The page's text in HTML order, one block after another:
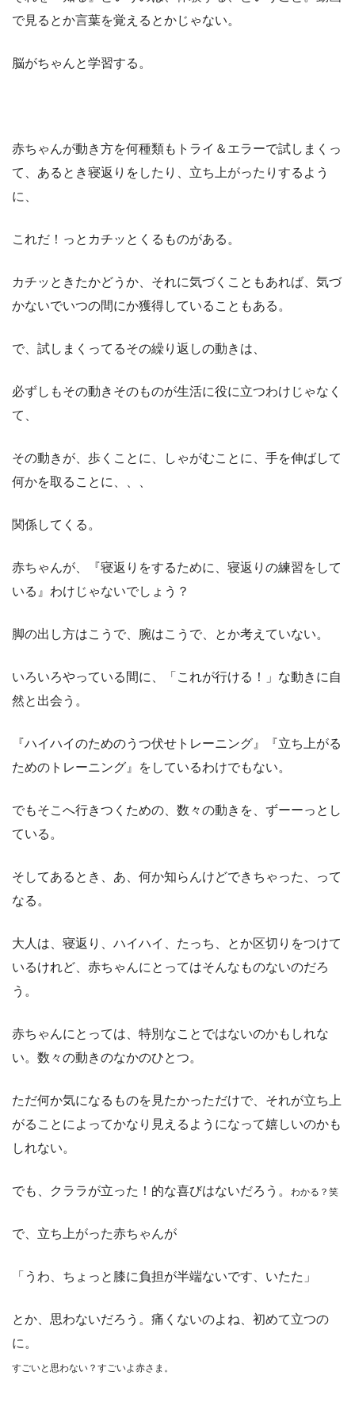
で見るとか言葉を覚えるとかじゃない。
脳がちゃんと学習する。
赤ちゃんが動き方を何種類もトライ＆エラーで試しまくっ
て、あるとき寝返りをしたり、立ち上がったりするよう
に、
これだ！っとカチッとくるものがある。
カチッときたかどうか、それに気づくこともあれば、気づ
かないでいつの間にか獲得していることもある。
で、試しまくってるその繰り返しの動きは、
必ずしもその動きそのものが生活に役に立つわけじゃなく
て、
その動きが、歩くことに、しゃがむことに、手を伸ばして
何かを取ることに、、、
関係してくる。
赤ちゃんが、『寝返りをするために、寝返りの練習をして
いる』わけじゃないでしょう？
脚の出し方はこうで、腕はこうで、とか考えていない。
いろいろやっている間に、「これが行ける！」な動きに自
然と出会う。
『ハイハイのためのうつ伏せトレーニング』『立ち上がる
ためのトレーニング』をしているわけでもない。
でもそこへ行きつくための、数々の動きを、ずーーっとし
ている。
そしてあるとき、あ、何か知らんけどできちゃった、って
なる。
大人は、寝返り、ハイハイ、たっち、とか区切りをつけて
いるけれど、赤ちゃんにとってはそんなものないのだろ
う。
赤ちゃんにとっては、特別なことではないのかもしれな
い。数々の動きのなかのひとつ。
ただ何か気になるものを見たかっただけで、それが立ち上
がることによってかなり見えるようになって嬉しいのかも
しれない。
でも、クララが立った！的な喜びはないだろう。 わかる？笑
で、立ち上がった赤ちゃんが
「うわ、ちょっと膝に負担が半端ないです、いたた」
とか、思わないだろう。痛くないのよね、初めて立つの
に。
すごいと思わない？すごいよ赤さま。